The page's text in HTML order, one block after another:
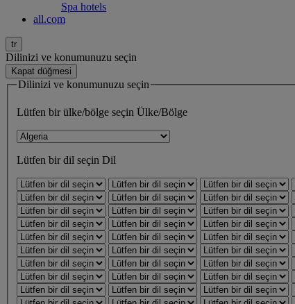
Spa hotels
all.com
tr
Dilinizi ve konumunuzu seçin
Kapat düğmesi
Dilinizi ve konumunuzu seçin
Lütfen bir ülke/bölge seçin Ülke/Bölge
Lütfen bir dil seçin Dil